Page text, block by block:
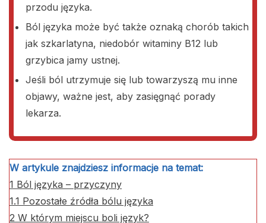
przodu języka.
Ból języka może być także oznaką chorób takich
jak szkarlatyna, niedobór witaminy B12 lub
grzybica jamy ustnej.
Jeśli ból utrzymuje się lub towarzyszą mu inne
objawy, ważne jest, aby zasięgnąć porady
lekarza.
W artykule znajdziesz informacje na temat:
1 Ból języka – przyczyny
1.1 Pozostałe źródła bólu języka
2 W którym miejscu boli język?